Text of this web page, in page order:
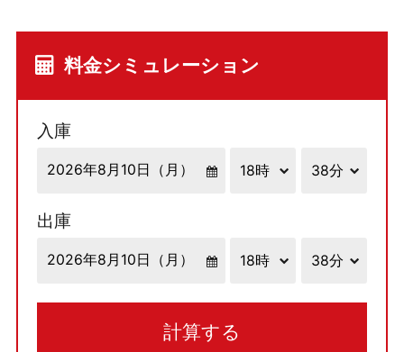
料金シミュレーション
入庫
出庫
計算する